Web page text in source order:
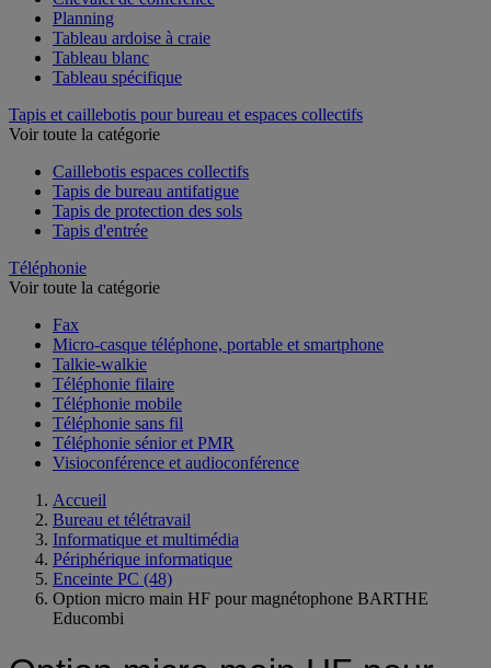
Chevalet de conférence
Planning
Tableau ardoise à craie
Tableau blanc
Tapis et caillebotis pour bureau et espaces collectifs
Caillebotis espaces collectifs
Tapis de bureau antifatigue
Tapis de protection des sols
Téléphonie
Fax
Micro-casque téléphone, portable et smartphone
Talkie-walkie
Téléphonie filaire
Téléphonie mobile
Téléphonie sans fil
Téléphonie sénior et PMR
Accueil
Bureau et télétravail
Informatique et multimédia
Périphérique informatique
Enceinte PC (48)
Option micro main HF pour magnétophone BARTHE